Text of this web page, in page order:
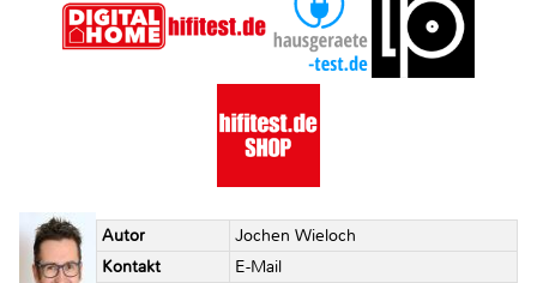
Autor
Jochen Wieloch
Kontakt
E-Mail